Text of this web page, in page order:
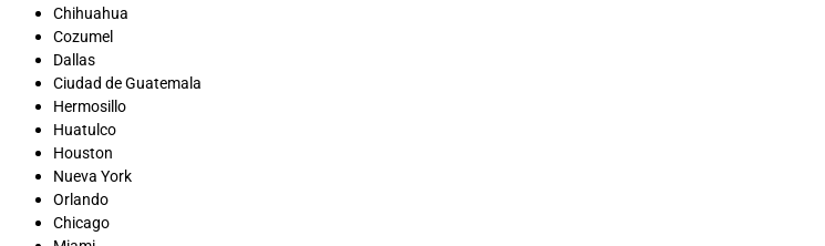
Chihuahua
Cozumel
Dallas
Ciudad de Guatemala
Hermosillo
Huatulco
Houston
Nueva York
Orlando
Chicago